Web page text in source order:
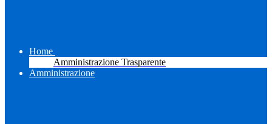
Home
Amministrazione Trasparente
Amministrazione